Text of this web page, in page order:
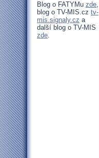
Blog o FATYMu zde,
blog o TV-MIS.cz tv-
mis.signaly.cz a
další blog o TV-MIS
zde.